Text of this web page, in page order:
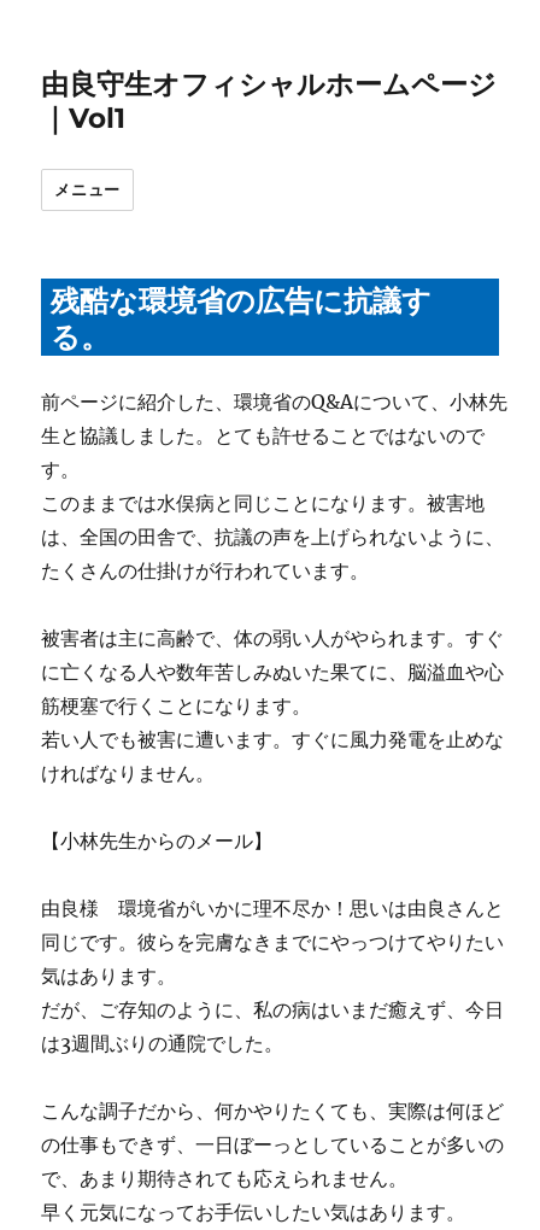
由良守生オフィシャルホームページ
｜Vol1
メニュー
残酷な環境省の広告に抗議す
る。
前ページに紹介した、環境省のQ&Aについて、小林先
生と協議しました。とても許せることではないので
す。
このままでは水俣病と同じことになります。被害地
は、全国の田舎で、抗議の声を上げられないように、
たくさんの仕掛けが行われています。
被害者は主に高齢で、体の弱い人がやられます。すぐ
に亡くなる人や数年苦しみぬいた果てに、脳溢血や心
筋梗塞で行くことになります。
若い人でも被害に遭います。すぐに風力発電を止めな
ければなりません。
【小林先生からのメール】
由良様 環境省がいかに理不尽か！思いは由良さんと
同じです。彼らを完膚なきまでにやっつけてやりたい
気はあります。
だが、ご存知のように、私の病はいまだ癒えず、今日
は3週間ぶりの通院でした。
こんな調子だから、何かやりたくても、実際は何ほど
の仕事もできず、一日ぼーっとしていることが多いの
で、あまり期待されても応えられません。
早く元気になってお手伝いしたい気はあります。